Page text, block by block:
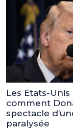
Les Etats-Unis
comment
spectacle
paralysée